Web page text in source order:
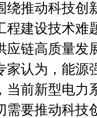
绕推动科技创
程建设技术难
应链高质量发
家认为，能源
当前新型电力
需要推动科技